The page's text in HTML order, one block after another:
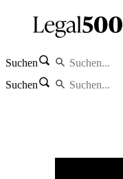
Suchen
Suchen